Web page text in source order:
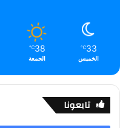
33
℃
الخميس
38
℃
الجمعة
تابعونا